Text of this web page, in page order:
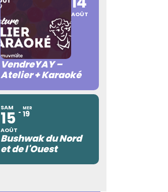
AOÛT
VendreYAY –
Atelier + Karaoké
SAM
15
AOÛT
MER
19
Bushwak du Nord
et de l'Ouest